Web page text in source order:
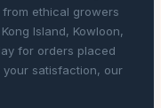
ethical growers
Island, Kowloon,
for orders placed
your satisfaction, our